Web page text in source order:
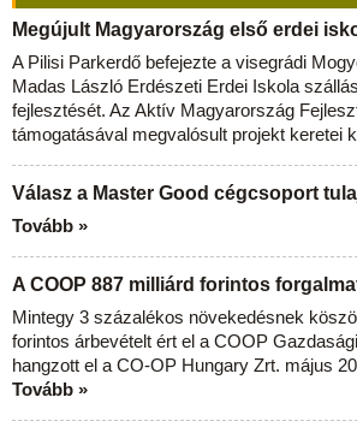
Megújult Magyarország első erdei
A Pilisi Parkerdő befejezte a visegrádi
Madas László Erdészeti Erdei Iskola
fejlesztését. Az Aktív Magyarország
támogatásával megvalósult projekt keretei
Válasz a Master Good cégcsoport
Tovább »
A COOP 887 milliárd forintos
Mintegy 3 százalékos növekedésnek
forintos árbevételt ért el a COOP
hangzott el a CO-OP Hungary Zrt. május
Tovább »